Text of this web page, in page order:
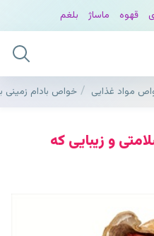
قهوه ماساژ بلغم
مواد غذایی خواص بادام
و زیبایی که